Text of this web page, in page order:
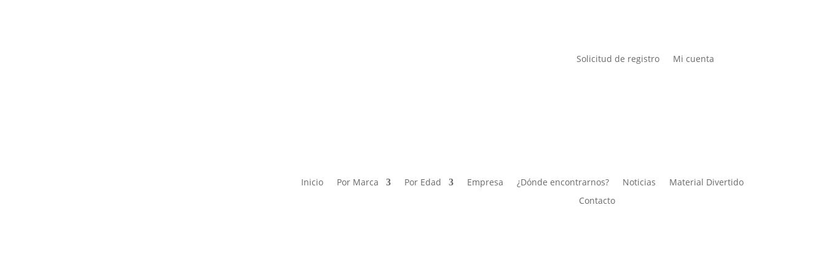
Solicitud de registro Mi cuenta
Inicio Por Marca Por Edad Empresa ¿Dónde encontrarnos? Noticias
Material Divertido
Contacto